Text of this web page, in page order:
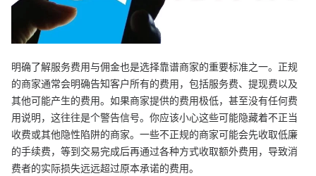
明确了解服务费用与佣金也是选择靠谱商家的重要标准之一。正规
的商家通常会明确告知客户所有的费用，包括服务费、提现费以及
其他可能产生的费用。如果商家提供的费用极低，甚至没有任何费
用说明，这往往是个警告信号。你应该小心这些可能隐藏着不正当
收费或其他隐性陷阱的商家。一些不正规的商家可能会先收取低廉
的手续费，等到交易完成后再通过各种方式收取额外费用，导致消
费者的实际损失远远超过原本承诺的费用。